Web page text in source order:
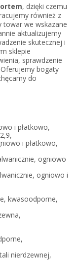
, dzięki czemu
również z
we wskazane
aktualizujemy
skutecznej i
sklepie
sprawdzenie
bogaty
do
i płatkowo,
i płatkowo,
ogniowo
ogniowo i
kwasoodporne,
nierdzewnej,